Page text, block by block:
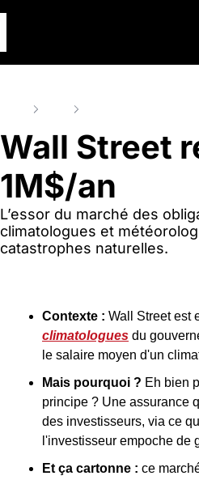
Wall Street
1M$/an
L’essor du marché des
climatologues et
catastrophes naturelles.
Contexte : Wall Street est
climatologues du
le salaire moyen d'un
Mais pourquoi ? Eh bien
principe ? Une assurance
des investisseurs, via ce
l'investisseur empoche de
Et ça cartonne : ce